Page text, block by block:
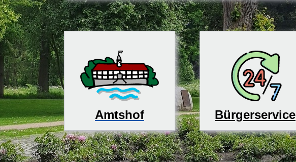
Amtshof Bürgerservice